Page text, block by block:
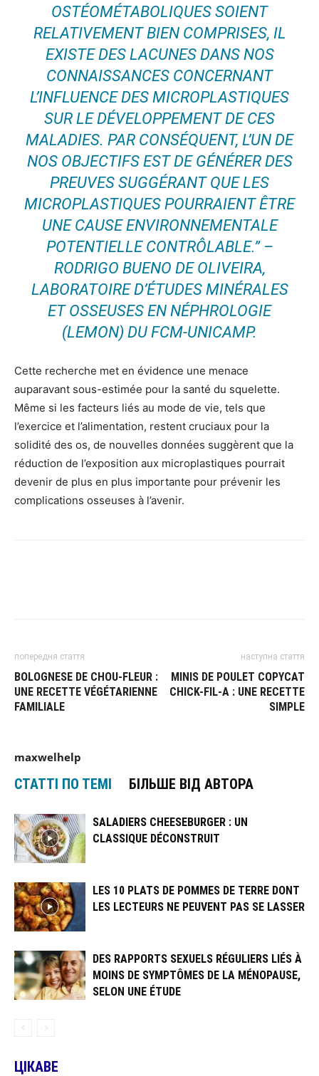
OSTÉOMÉTABOLIQUES SOIENT
RELATIVEMENT BIEN COMPRISES, IL
EXISTE DES LACUNES DANS NOS
CONNAISSANCES CONCERNANT
L’INFLUENCE DES MICROPLASTIQUES
SUR LE DÉVELOPPEMENT DE CES
MALADIES. PAR CONSÉQUENT, L’UN DE
NOS OBJECTIFS EST DE GÉNÉRER DES
PREUVES SUGGÉRANT QUE LES
MICROPLASTIQUES POURRAIENT ÊTRE
UNE CAUSE ENVIRONNEMENTALE
POTENTIELLE CONTRÔLABLE.” –
RODRIGO BUENO DE OLIVEIRA,
LABORATOIRE D’ÉTUDES MINÉRALES
ET OSSEUSES EN NÉPHROLOGIE
(LEMON) DU FCM-UNICAMP.
Cette recherche met en évidence une menace
auparavant sous-estimée pour la santé du squelette.
Même si les facteurs liés au mode de vie, tels que
l’exercice et l’alimentation, restent cruciaux pour la
solidité des os, de nouvelles données suggèrent que la
réduction de l’exposition aux microplastiques pourrait
devenir de plus en plus importante pour prévenir les
complications osseuses à l’avenir.
попередня стаття
BOLOGNESE DE CHOU-FLEUR :
UNE RECETTE VÉGÉTARIENNE
FAMILIALE
наступна стаття
MINIS DE POULET COPYCAT
CHICK-FIL-A : UNE RECETTE
SIMPLE
maxwelhelp
СТАТТІ ПО ТЕМІ БІЛЬШЕ ВІД АВТОРА
SALADIERS CHEESEBURGER : UN
CLASSIQUE DÉCONSTRUIT
LES 10 PLATS DE POMMES DE TERRE DONT
LES LECTEURS NE PEUVENT PAS SE LASSER
DES RAPPORTS SEXUELS RÉGULIERS LIÉS À
MOINS DE SYMPTÔMES DE LA MÉNOPAUSE,
SELON UNE ÉTUDE
ЦІКАВЕ